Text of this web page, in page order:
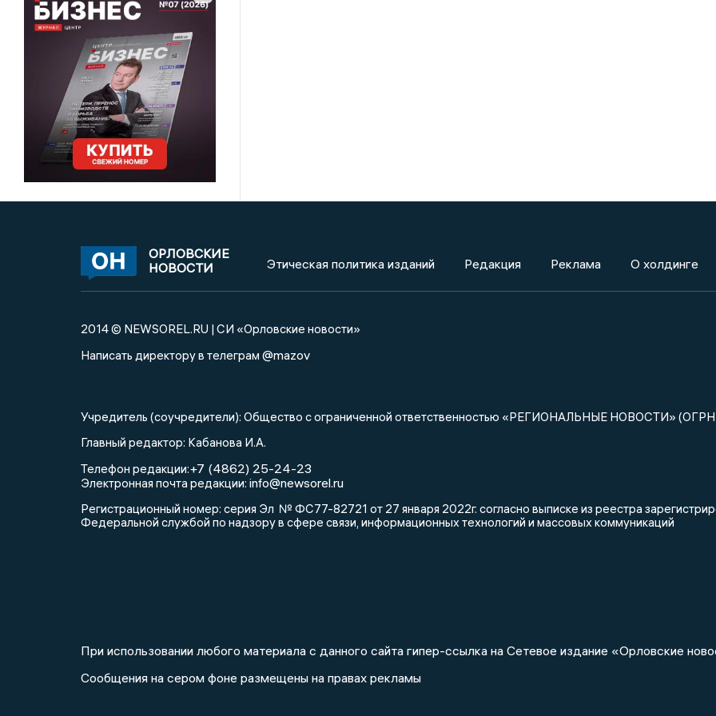
ОРЛОВСКИЕ
НОВОСТИ
Этическая политика изданий Редакция Реклама О холдинге
2014 © NEWSOREL.RU | СИ «Орловские новости»
Написать директору в телеграм @mazov
Учредитель (соучредители): Общество с ограниченной ответственностью «РЕГИОНАЛЬНЫЕ НОВОСТИ» (ОГРН
Главный редактор: Кабанова И.А.
Телефон редакции:+7 (4862) 25-24-23
Электронная почта редакции: info@newsorel.ru
Регистрационный номер: серия Эл № ФС77-82721 от 27 января 2022г. согласно выписке из реестра
Федеральной службой по надзору в сфере связи, информационных технологий и массовых коммуникаций
При использовании любого материала с данного сайта гипер-ссылка на Сетевое издание «Орловские
Сообщения на сером фоне размещены на правах рекламы